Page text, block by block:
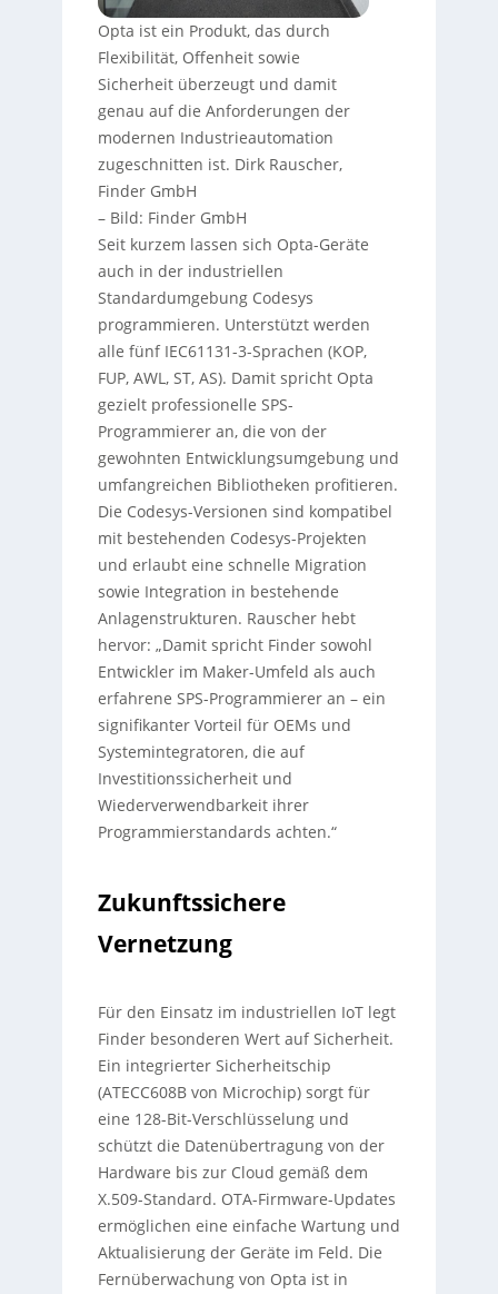
Opta ist ein Produkt, das durch
Flexibilität, Offenheit sowie
Sicherheit überzeugt und damit
genau auf die Anforderungen der
modernen Industrieautomation
zugeschnitten ist. Dirk Rauscher,
Finder GmbH
– Bild: Finder GmbH
Seit kurzem lassen sich Opta-Geräte
auch in der industriellen
Standardumgebung Codesys
programmieren. Unterstützt werden
alle fünf IEC61131-3-Sprachen (KOP,
FUP, AWL, ST, AS). Damit spricht Opta
gezielt professionelle SPS-
Programmierer an, die von der
gewohnten Entwicklungsumgebung und
umfangreichen Bibliotheken profitieren.
Die Codesys-Versionen sind kompatibel
mit bestehenden Codesys-Projekten
und erlaubt eine schnelle Migration
sowie Integration in bestehende
Anlagenstrukturen. Rauscher hebt
hervor: „Damit spricht Finder sowohl
Entwickler im Maker-Umfeld als auch
erfahrene SPS-Programmierer an – ein
signifikanter Vorteil für OEMs und
Systemintegratoren, die auf
Investitionssicherheit und
Wiederverwendbarkeit ihrer
Programmierstandards achten.“
Zukunftssichere
Vernetzung
Für den Einsatz im industriellen IoT legt
Finder besonderen Wert auf Sicherheit.
Ein integrierter Sicherheitschip
(ATECC608B von Microchip) sorgt für
eine 128-Bit-Verschlüsselung und
schützt die Datenübertragung von der
Hardware bis zur Cloud gemäß dem
X.509-Standard. OTA-Firmware-Updates
ermöglichen eine einfache Wartung und
Aktualisierung der Geräte im Feld. Die
Fernüberwachung von Opta ist in